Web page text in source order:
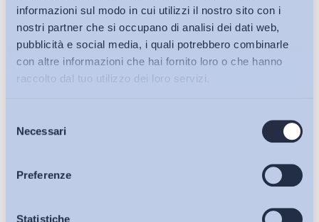
informazioni sul modo in cui utilizzi il nostro sito con i
nostri partner che si occupano di analisi dei dati web,
pubblicità e social media, i quali potrebbero combinarle
con altre informazioni che hai fornito loro o che hanno
raccolto dal tuo utilizzo dei loro servizi.
delNecessari
Preferenze
Statistiche
Bollettini ADAPT
Articoli
Demografia e lavoro
Disability, Work and Inclusion